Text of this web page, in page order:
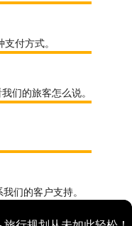
付方式。
我们的旅客怎么说。
们的客户支持。